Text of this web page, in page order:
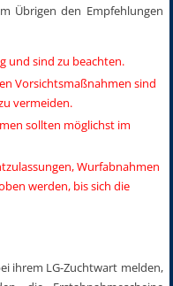
Übrigen den Empfehlungen
und sind zu beachten.
Vorsichtsmaßnahmen sind
vermeiden.
sollten möglichst im
Wurfabnahmen
werden, bis sich die
ihrem LG-Zuchtwart melden,